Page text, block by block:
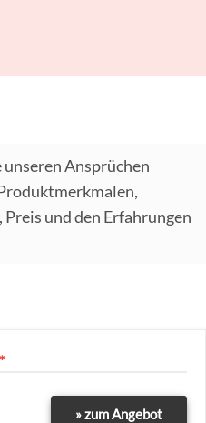
Ansprüchen
und den Erfahrungen
» zum Angebot